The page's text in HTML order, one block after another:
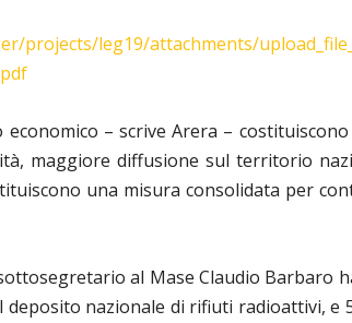
projects/leg19/attachments/
– scrive Arera –
maggiore diffusione sul territorio
una misura consolidata per
al Mase Claudio Barbaro
nazionale di rifiuti radioattivi, e